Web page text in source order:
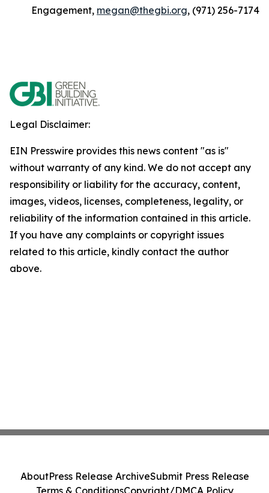
Engagement, megan@thegbi.org, (971) 256-7174
Legal Disclaimer:
EIN Presswire provides this news content "as is"
without warranty of any kind. We do not accept any
responsibility or liability for the accuracy, content,
images, videos, licenses, completeness, legality, or
reliability of the information contained in this article.
If you have any complaints or copyright issues
related to this article, kindly contact the author
above.
AboutPress Release ArchiveSubmit Press Release
Terms & ConditionsCopyright/DMCA Policy